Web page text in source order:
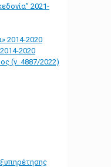
2021-
2014-2020
2020
(ν. 4887/2022)